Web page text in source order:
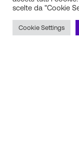
P.IVA 01688940608
scelte da "Cookie
Cookie Settings